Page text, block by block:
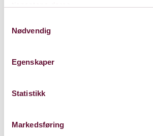
Nødvendig
Egenskaper
Statistikk
Markedsføring
Hiromis Sonicwonder, ledet av den
internasjonale kvartett og
Dirty Loops,youtube-fenomenet som
på sin overflod av spilleglede. Utsolgt
legendariske heavy metal-bandet